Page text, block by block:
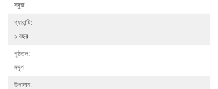
সবুজ
গ্যারান্টি:
১ বছর
পৃষ্ঠতল:
মসৃণ
উপাদান: